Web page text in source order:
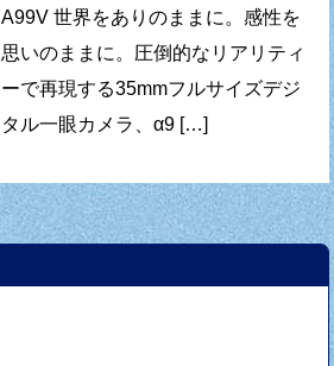
A99V 世界をありのままに。感性を
思いのままに。圧倒的なリアリティ
ーで再現する35mmフルサイズデジ
タル一眼カメラ、α9 […]